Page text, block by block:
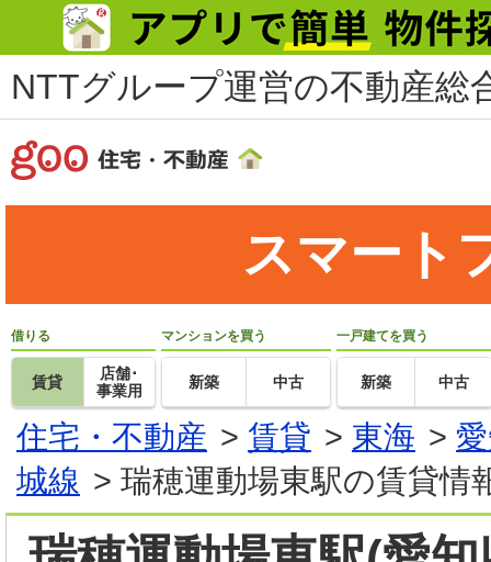
NTTグループ運営の不動産総
スマート
借りる
賃貸
店舗･
事業用
マンションを買う
新築 中古
一戸建てを買う
新築 中古
住宅・不動産 > 賃貸 > 東海 >
城線 > 瑞穂運動場東駅の賃貸情